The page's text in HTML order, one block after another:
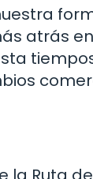
atrás